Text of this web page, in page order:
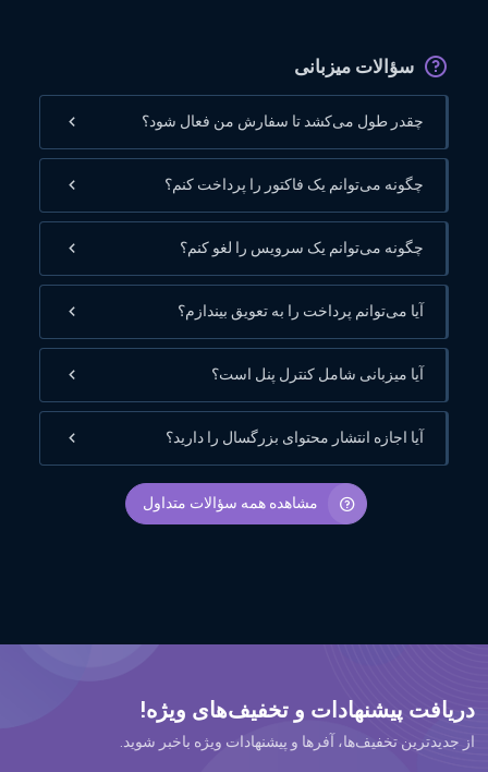
سؤالات میزبانی
چقدر طول می‌کشد تا سفارش من فعال شود؟
چگونه می‌توانم یک فاکتور را پرداخت کنم؟
چگونه می‌توانم یک سرویس را لغو کنم؟
آیا می‌توانم پرداخت را به تعویق بیندازم؟
آیا میزبانی شامل کنترل پنل است؟
آیا اجازه انتشار محتوای بزرگسال را دارید؟
مشاهده همه سؤالات متداول
دریافت پیشنهادات و تخفیف‌های ویژه!
از جدیدترین تخفیف‌ها، آفرها و پیشنهادات ویژه باخبر شوید.